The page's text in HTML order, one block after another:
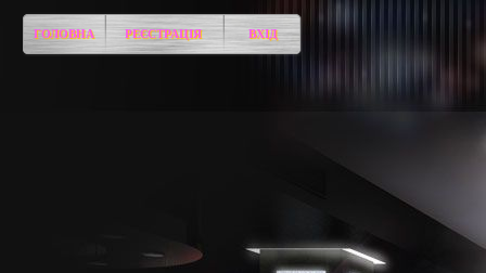
ГОЛОВНА РЕЄСТРАЦІЯ ВХІД